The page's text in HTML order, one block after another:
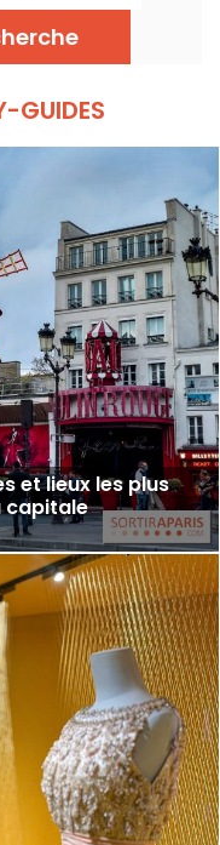
shopping,
avec un
GUIDES
et lieux les plus
capitale